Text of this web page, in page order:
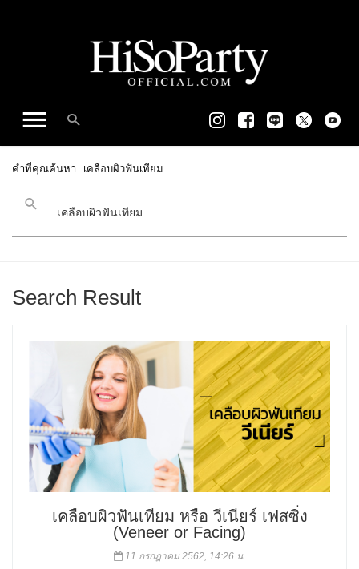
คำที่คุณค้นหา : เคลือบผิวฟันเทียม
Search Result
เคลือบผิวฟันเทียม หรือ วีเนียร์ เฟสซิ่ง
(Veneer or Facing)
11 กรกฎาคม 2562, 14:26 น.